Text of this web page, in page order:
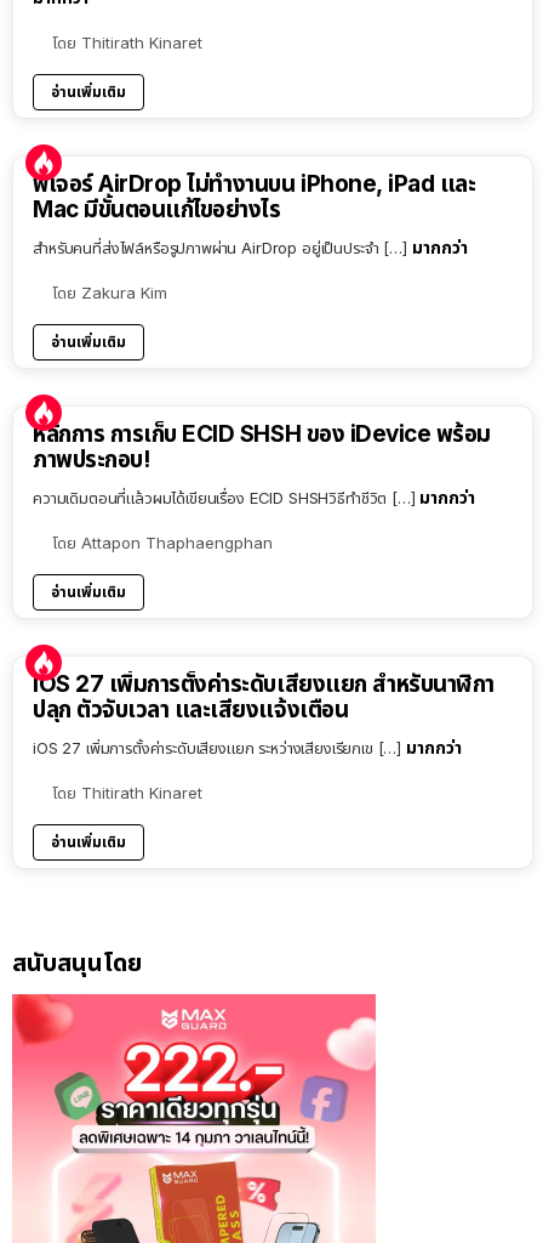
โดย Thitirath Kinaret
อ่านเพิ่มเติม
ฟีเจอร์ AirDrop ไม่ทำงานบน iPhone, iPad และ
Mac มีขั้นตอนแก้ไขอย่างไร
สำหรับคนที่ส่งไฟล์หรือรูปภาพผ่าน AirDrop อยู่เป็นประจำ […] มากกว่า
โดย Zakura Kim
อ่านเพิ่มเติม
หลักการ การเก็บ ECID SHSH ของ iDevice พร้อม
ภาพประกอบ!
ความเดิมตอนที่แล้วผมได้เขียนเรื่อง ECID SHSHวิธีทำชีวิต […] มากกว่า
โดย Attapon Thaphaengphan
อ่านเพิ่มเติม
iOS 27 เพิ่มการตั้งค่าระดับเสียงแยก สำหรับนาฬิกา
ปลุก ตัวจับเวลา และเสียงแจ้งเตือน
iOS 27 เพิ่มการตั้งค่าระดับเสียงแยก ระหว่างเสียงเรียกเข […] มากกว่า
โดย Thitirath Kinaret
อ่านเพิ่มเติม
สนับสนุนโดย